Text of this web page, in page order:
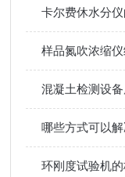
卡尔费休水分
样品氮吹浓缩
混凝土检测设
哪些方式可以
环刚度试验机